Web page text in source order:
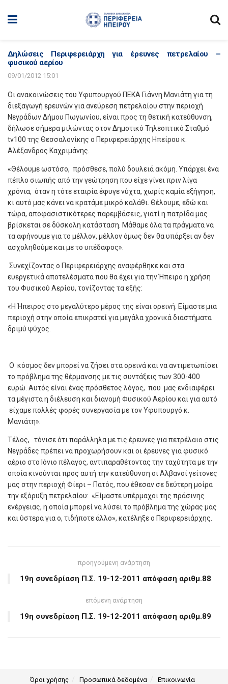
Δηλώσεις Περιφερειάρχη για έρευνες πετρελαίου –
φυσικού αερίου
09/01/2012 15:01
Οι ανακοινώσεις του Υφυπουργού ΠΕΚΑ Γιάννη Μανιάτη για τη
διεξαγωγή ερευνών για ανεύρεση πετρελαίου στην περιοχή
Νεγράδων Δήμου Πωγωνίου, είναι προς τη θετική κατεύθυνση,
δήλωσε σήμερα μιλώντας στον Δημοτικό Τηλεοπτικό Σταθμό
tv100 της Θεσσαλονίκης ο Περιφερειάρχης Ηπείρου κ.
Αλέξανδρος Καχριμάνης.
«Θέλουμε ωστόσο, πρόσθεσε, πολύ δουλειά ακόμη. Υπάρχει ένα
πέπλο σιωπής από την γεώτρηση που είχε γίνει πριν λίγα
χρόνια, όταν η τότε εταιρία έφυγε νύχτα, χωρίς καμία εξήγηση,
κι αυτό μας κάνει να κρατάμε μικρό καλάθι. Θέλουμε, εδώ και
τώρα, αποφασιστικότερες παρεμβάσεις, γιατί η πατρίδα μας
βρίσκεται σε δύσκολη κατάσταση. Μάθαμε όλα τα πράγματα να
τα αφήνουμε για το μέλλον, μέλλον όμως δεν θα υπάρξει αν δεν
ασχοληθούμε και με το υπέδαφος».
Συνεχίζοντας ο Περιφερειάρχης αναφέρθηκε και στα
ευεργετικά αποτελέσματα που θα έχει για την Ήπειρο η χρήση
του Φυσικού Αερίου, τονίζοντας τα εξής:
«Η Ήπειρος στο μεγαλύτερο μέρος της είναι ορεινή. Είμαστε μια
περιοχή στην οποία επικρατεί για μεγάλα χρονικά διαστήματα
δριμύ ψύχος.
Ο κόσμος δεν μπορεί να ζήσει στα ορεινά και να αντιμετωπίσει
το πρόβλημα της θέρμανσης με τις συντάξεις των 300-400
ευρώ. Αυτός είναι ένας πρόσθετος λόγος, που μας ενδιαφέρει
τα μέγιστα η διέλευση και διανομή Φυσικού Αερίου και για αυτό
είχαμε πολλές φορές συνεργασία με τον Υφυπουργό κ.
Μανιάτη».
Τέλος, τόνισε ότι παράλληλα με τις έρευνες για πετρέλαιο στις
Νεγράδες πρέπει να προχωρήσουν και οι έρευνες για φυσικό
αέριο στο Ιόνιο πέλαγος, αντιπαραθέτοντας την ταχύτητα με την
οποία κινούνται προς αυτή την κατεύθυνση οι Αλβανοί γείτονες
μας στην περιοχή Φίερι – Πατός, που έθεσαν σε δεύτερη μοίρα
την εξόρυξη πετρελαίου: «Είμαστε υπέρμαχοι της πράσινης
ενέργειας, η οποία μπορεί να λύσει το πρόβλημα της χώρας μας
και ύστερα για ο, τιδήποτε άλλο», κατέληξε ο Περιφερειάρχης.
προηγούμενη ανάρτηση
19η συνεδρίαση Π.Σ. 19-12-2011 απόφαση αριθμ.88
επόμενη ανάρτηση
19η συνεδρίαση Π.Σ. 19-12-2011 απόφαση αριθμ.89
Όροι χρήσης Προσωπικά δεδομένα Επικοινωνία